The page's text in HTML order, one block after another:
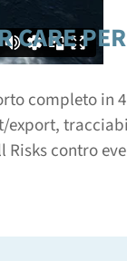
CARE
completo in
Risks contro